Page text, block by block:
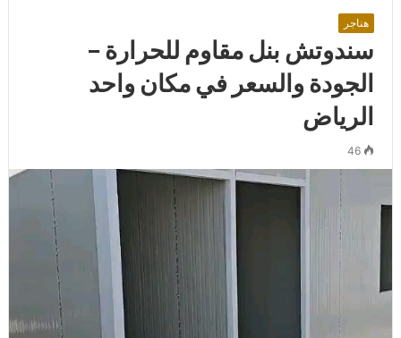
هناجر
سندوتش بنل مقاوم للحرارة –
الجودة والسعر في مكان واحد
الرياض
46